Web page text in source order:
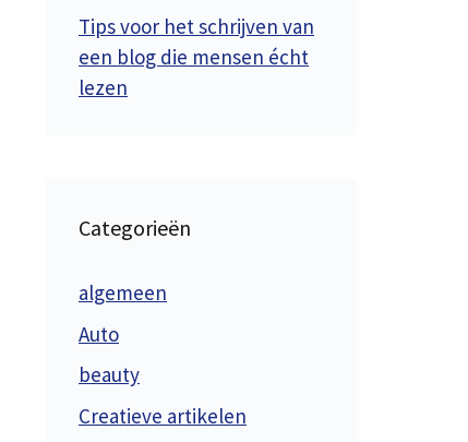
Tips voor het schrijven van
een blog die mensen écht
lezen
Categorieën
algemeen
Auto
beauty
Creatieve artikelen